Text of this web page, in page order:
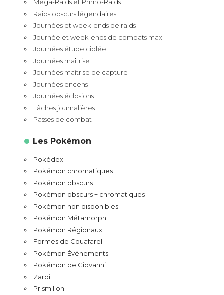
Méga-Raids et Primo-Raids
Raids obscurs légendaires
Journées et week-ends de raids
Journée et week-ends de combats max
Journées étude ciblée
Journées maîtrise
Journées maîtrise de capture
Journées encens
Journées éclosions
Tâches journalières
Passes de combat
Les Pokémon
Pokédex
Pokémon chromatiques
Pokémon obscurs
Pokémon obscurs + chromatiques
Pokémon non disponibles
Pokémon Métamorph
Pokémon Régionaux
Formes de Couafarel
Pokémon Événements
Pokémon de Giovanni
Zarbi
Prismillon